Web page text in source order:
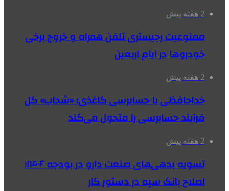
2 هفته پیش
ممنوعیت رجیستری تلفن همراه و خروج برخی
خودروها در ایام اربعین
2 هفته پیش
خداحافظی با حسابرسی کاغذی؛ «شحاب» کل
فرآیند حسابرسی را متحول می‌کند
2 هفته پیش
تسویه بدهی‌های صنعت دارو در بودجه ۱۴۰۶؛
اصلاح بانک سپه در دستور کار